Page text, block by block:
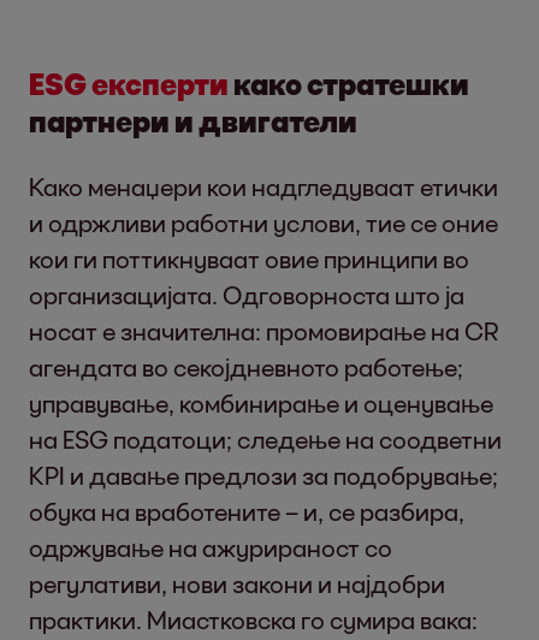
ESG експерти како стратешки
партнери и двигатели
Како менаџери кои надгледуваат етички
и одржливи работни услови, тие се оние
кои ги поттикнуваат овие принципи во
организацијата. Одговорноста што ја
носат е значителна: промовирање на CR
агендата во секојдневното работење;
управување, комбинирање и оценување
на ESG податоци; следење на соодветни
KPI и давање предлози за подобрување;
обука на вработените – и, се разбира,
одржување на ажурираност со
регулативи, нови закони и најдобри
практики. Миастковска го сумира вака: